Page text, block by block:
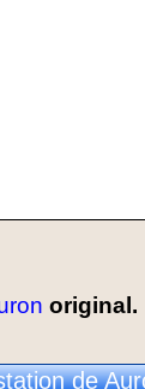
original.
de